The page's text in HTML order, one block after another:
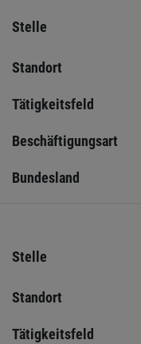
Stelle
Standort
Tätigkeitsfeld
Beschäftigungsart
Bundesland
Stelle
Standort
Tätigkeitsfeld